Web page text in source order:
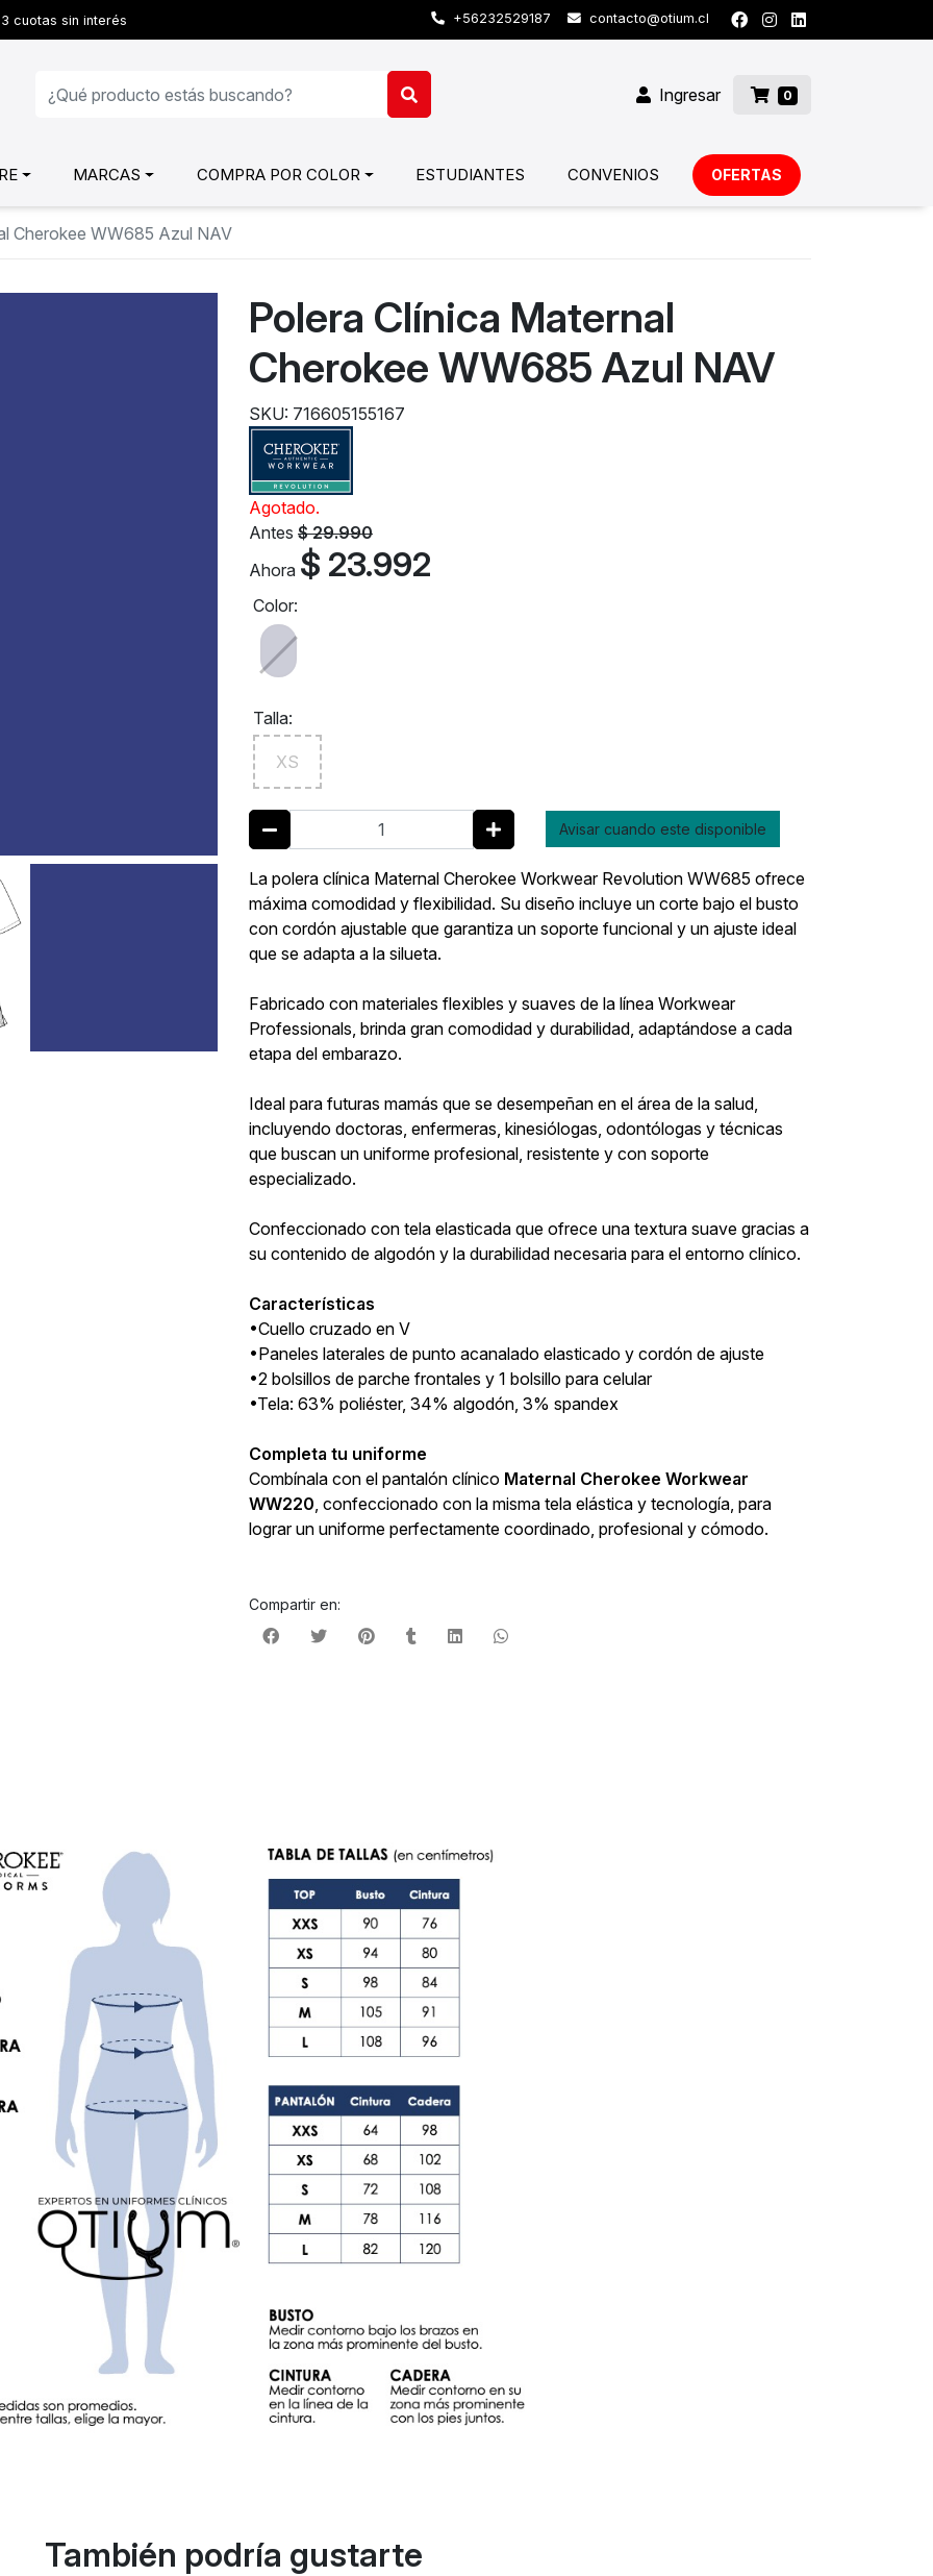
cuotas sin interés +56232529187 contacto@otium.cl
Ingresar 0
MARCAS COMPRA POR COLOR ESTUDIANTES CONVENIOS OFERTAS
Cherokee WW685 Azul NAV
Polera Clínica Maternal
Cherokee WW685 Azul NAV
SKU: 716605155167
Agotado.
Antes $ 29.990
Ahora $ 23.992
Color:
Talla:
XS
Avisar cuando este disponible
La polera clínica Maternal Cherokee Workwear Revolution WW685 ofrece
máxima comodidad y flexibilidad. Su diseño incluye un corte bajo el busto
con cordón ajustable que garantiza un soporte funcional y un ajuste ideal
que se adapta a la silueta.
Fabricado con materiales flexibles y suaves de la línea Workwear
Professionals, brinda gran comodidad y durabilidad, adaptándose a cada
etapa del embarazo.
Ideal para futuras mamás que se desempeñan en el área de la salud,
incluyendo doctoras, enfermeras, kinesiólogas, odontólogas y técnicas
que buscan un uniforme profesional, resistente y con soporte
especializado.
Confeccionado con tela elasticada que ofrece una textura suave gracias a
su contenido de algodón y la durabilidad necesaria para el entorno clínico.
Características
•Cuello cruzado en V
•Paneles laterales de punto acanalado elasticado y cordón de ajuste
•2 bolsillos de parche frontales y 1 bolsillo para celular
•Tela: 63% poliéster, 34% algodón, 3% spandex
Completa tu uniforme
Combínala con el pantalón clínico Maternal Cherokee Workwear
WW220 , confeccionado con la misma tela elástica y tecnología, para
lograr un uniforme perfectamente coordinado, profesional y cómodo.
Compartir en:
También podría gustarte